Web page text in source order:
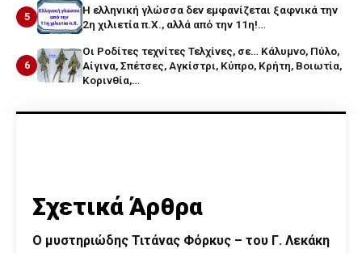
5
Η ελληνική γλώσσα δεν εμφανίζεται ξαφνικά την
2η χιλιετία π.Χ., αλλά από την 11η!…
6
Οι Ροδίτες τεχνίτες Τελχίνες, σε… Κάλυμνο, Πύλο,
Αίγινα, Σπέτσες, Αγκίστρι, Κύπρο, Κρήτη, Βοιωτία,
Κορινθία,…
Σχετικά Άρθρα
O μυστηριώδης Τιτάνας Φόρκυς – του Γ. Λεκάκη